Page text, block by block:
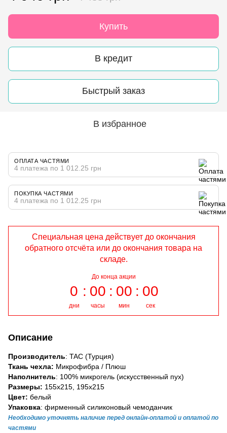
Купить
В кредит
Быстрый заказ
В избранное
ОПЛАТА ЧАСТЯМИ
4 платежа по 1 012.25 грн
ПОКУПКА ЧАСТЯМИ
4 платежа по 1 012.25 грн
Специальная цена действует до окончания
обратного отсчёта или до окончания товара на
складе.
До конца акции
0
дни
00
часы
00
мин
00
сек
Описание
Производитель: TAC (Турция)
Ткань чехла: Микрофибра / Плюш
Наполнитель: 100% микрогель (искусственный пух)
Размеры: 155х215, 195х215
Цвет: белый
Упаковка: фирменный силиконовый чемоданчик
Необходимо уточнять наличие перед онлайн-оплатой и оплатой по
частями